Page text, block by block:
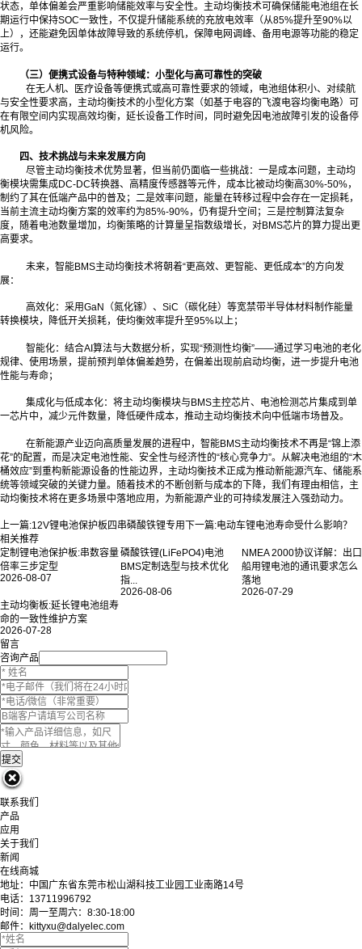
状态，单体偏差会严重影响储能效率与安全性。主动均衡技术可确保储能电池组在长
期运行中保持SOC一致性，不仅提升储能系统的充放电效率（从85%提升至90%以
上），还能避免因单体故障导致的系统停机，保障电网调峰、备用电源等功能的稳定
运行。
（三）便携式设备与特种领域：小型化与高可靠性的突破
在无人机、医疗设备等便携式或高可靠性要求的领域，电池组体积小、对续航
与安全性要求高，主动均衡技术的小型化方案（如基于电容的飞渡电容均衡电路）可
在有限空间内实现高效均衡，延长设备工作时间，同时避免因电池故障引发的设备停
机风险。
四、技术挑战与未来发展方向
尽管主动均衡技术优势显著，但当前仍面临一些挑战：一是成本问题，主动均
衡模块需集成DC-DC转换器、高精度传感器等元件，成本比被动均衡高30%-50%，
制约了其在低端产品中的普及；二是效率问题，能量在转移过程中会存在一定损耗，
当前主流主动均衡方案的效率约为85%-90%，仍有提升空间；三是控制算法复杂
度，随着电池数量增加，均衡策略的计算量呈指数级增长，对BMS芯片的算力提出更
高要求。
未来，智能BMS主动均衡技术将朝着“更高效、更智能、更低成本”的方向发
展：
高效化：采用GaN（氮化镓）、SiC（碳化硅）等宽禁带半导体材料制作能量
转换模块，降低开关损耗，使均衡效率提升至95%以上；
智能化：结合AI算法与大数据分析，实现“预测性均衡”——通过学习电池的老化
规律、使用场景，提前预判单体偏差趋势，在偏差出现前启动均衡，进一步提升电池
性能与寿命；
集成化与低成本化：将主动均衡模块与BMS主控芯片、电池检测芯片集成到单
一芯片中，减少元件数量，降低硬件成本，推动主动均衡技术向中低端市场普及。
在新能源产业迈向高质量发展的进程中，智能BMS主动均衡技术不再是“锦上添
花”的配置，而是决定电池性能、安全性与经济性的“核心竞争力”。从解决电池组的“木
桶效应”到重构新能源设备的性能边界，主动均衡技术正成为推动新能源汽车、储能系
统等领域突破的关键力量。随着技术的不断创新与成本的下降，我们有理由相信，主
动均衡技术将在更多场景中落地应用，为新能源产业的可持续发展注入强劲动力。
上一篇:12V锂电池保护板四串磷酸铁锂专用 下一篇:电动车锂电池寿命受什么影响？
相关推荐
定制锂电池保护板:串数容量
倍率三步定型
2026-08-07
磷酸铁锂(LiFePO4)电池
BMS定制选型与技术优化
指...
2026-08-06
NMEA 2000协议详解：出口
船用锂电池的通讯要求怎么
落地
2026-07-29
主动均衡板:延长锂电池组寿
命的一致性维护方案
2026-07-28
留言
咨询产品
联系我们
产品
应用
关于我们
新闻
在线商城
地址：中国广东省东莞市松山湖科技工业园工业南路14号
电话：13711996792
时间：周一至周六：8:30-18:00
邮件：kittyxu@dalyelec.com